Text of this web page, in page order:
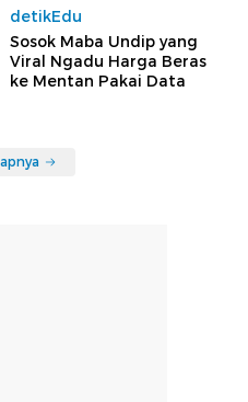
detikEdu
Sosok Maba Undip yang
Viral Ngadu Harga Beras
ke Mentan Pakai Data